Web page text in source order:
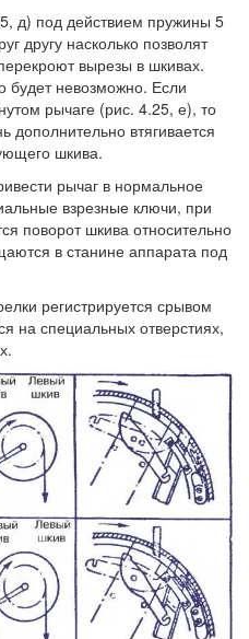
д) под действием пружины 5
другу насколько позволят
вырезы в шкивах.
будет невозможно. Если
рычаге (рис. 4.25, е), то
втягивается
шкива.
рычаг в нормальное
взрезные ключи, при
поворот шкива относительно
в станине аппарата под
регистрируется срывом
на специальных отверстиях,